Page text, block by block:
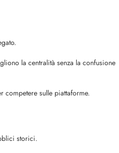
la centralità senza la confusione
competere sulle piattaforme.
storici.